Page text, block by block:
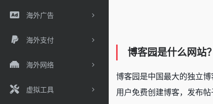
海外广告
海外支付
海外网络
虚拟工具
博客园是什么网站？
博客园是中国最大的独立
用户免费创建博客，发布